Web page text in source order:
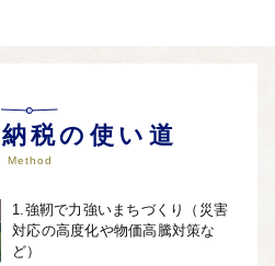
税の使い道
Method
1.強靭で⼒強いまちづくり（災害
対応の⾼度化や物価⾼騰対策な
ど）